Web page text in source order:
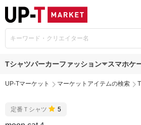
Tシャツパーカーファッション スマホケ
UP-Tマーケット マーケットアイテムの検索
定番Ｔシャツ 5